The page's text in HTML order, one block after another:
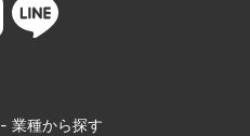
- 業種から探す